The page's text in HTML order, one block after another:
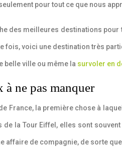
pour tout ce que nous
des meilleures destinations
fois, voici une destination très
belle ville ou même la survoler en
ne pas manquer
France, la première chose à
de la Tour Eiffel, elles sont
affaire de compagnie, de sorte